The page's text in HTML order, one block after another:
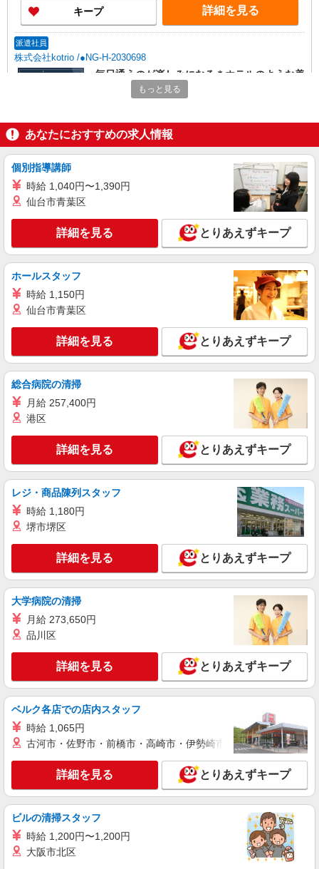
当社規定あり
す！
キープ 詳細を見る
派遣社員
株式会社kotrio /●NG-H-2030698
毎日通うのが楽しみになる＊ホテルのような美
しいサ高住のSTAFF
鈴鹿市
詳細を見る
派遣社員
鈴鹿市駅★未経験OKの人間関係に悩まない職
場へ★サ高住スタッフ
時給1500円〜2125円 ＜日払い有/週払い有/交
キープ 詳細を見る
派遣社員
株式会社kotrio /●NG-H-1907498
鈴鹿市*デイでの生活補助☆新たなスキルを身
につけて長く働く♪
時給1500円〜2150円 ＜日払い有/週払い有/交
鈴鹿市
キープ 詳細を見る
派遣社員
株式会社kotrio /●NG-H-2029591
＜鈴鹿市＞デイサービスSTAFF＊16時退社も
OK！子育て世代活躍中
時給1500円〜2125円 ＜日払い有/週払い有/交
通費全支給(ガソリン代含む)＞
詳細を見る
株式会社kotrio /●NG-H-1875364
ションの支援STAFF
時給1500円〜2125円 ＜日払い有/週払い有/交
通費全支給(ガソリン代含む)＞
鈴鹿市
キープ 詳細を見る
株式会社kotrio /●NG-H-1992433
鈴鹿市駅≫高収入！シニア向け高級マンション
もっと見る
あなたにおすすめの求人情報
個別指導講師
時給 1,040円〜1,390円
仙台市青葉区
詳細を見る とりあえずキープ
ホールスタッフ
時給 1,150円
仙台市青葉区
詳細を見る とりあえずキープ
総合病院の清掃
月給 257,400円
港区
詳細を見る とりあえずキープ
レジ・商品陳列スタッフ
時給 1,180円
堺市堺区
詳細を見る とりあえずキープ
大学病院の清掃
月給 273,650円
品川区
詳細を見る とりあえずキープ
ベルク各店での店内スタッフ
時給 1,065円
古河市・佐野市・前橋市・高崎市・伊勢崎市・太田市・館林市
詳細を見る とりあえずキープ
ビルの清掃スタッフ
時給 1,200円〜1,200円
大阪市北区